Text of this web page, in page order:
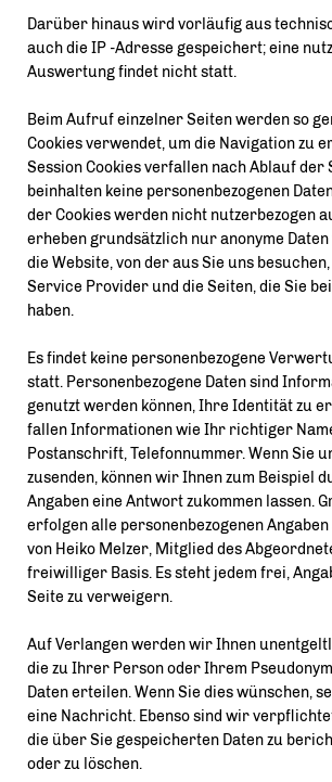
Darüber hinaus wird vorläufig aus
auch die IP -Adresse gespeichert; eine
Auswertung findet nicht statt.
Beim Aufruf einzelner Seiten werden so
Cookies verwendet, um die Navigation zu
Session Cookies verfallen nach Ablauf der
beinhalten keine personenbezogenen
der Cookies werden nicht nutzerbezogen
erheben grundsätzlich nur anonyme Daten
die Website, von der aus Sie uns
Service Provider und die Seiten, die Sie
haben.
Es findet keine personenbezogene
statt. Personenbezogene Daten sind
genutzt werden können, Ihre Identität zu
fallen Informationen wie Ihr richtiger
Postanschrift, Telefonnummer. Wenn Sie
zusenden, können wir Ihnen zum Beispiel
Angaben eine Antwort zukommen lassen.
erfolgen alle personenbezogenen
von Heiko Melzer, Mitglied des
freiwilliger Basis. Es steht jedem frei,
Seite zu verweigern.
Auf Verlangen werden wir Ihnen
die zu Ihrer Person oder Ihrem
Daten erteilen. Wenn Sie dies wünschen,
eine Nachricht. Ebenso sind wir
die über Sie gespeicherten Daten zu
oder zu löschen.